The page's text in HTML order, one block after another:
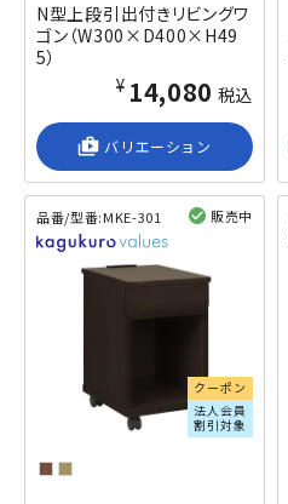
N型上段引出付きリビングワ
ゴン（W300×D400×H49
5）
¥14,080 税込
shop_2 バリエーション
品番/型番:MKE-301 販売中
クーポン
法人会員
割引対象